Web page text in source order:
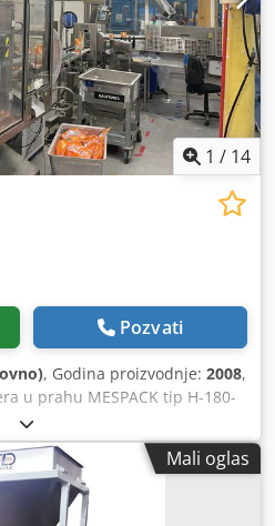
1 / 14
Pozvati
, Godina proizvodnje: 2008,
u prahu MESPACK tip H-180-
punjenja 1. raspršivač pola fila,
polovinu Kapacitet: 50 kesica
mašina Tip FCR 214
u minuti Godina 2011
Mali oglas